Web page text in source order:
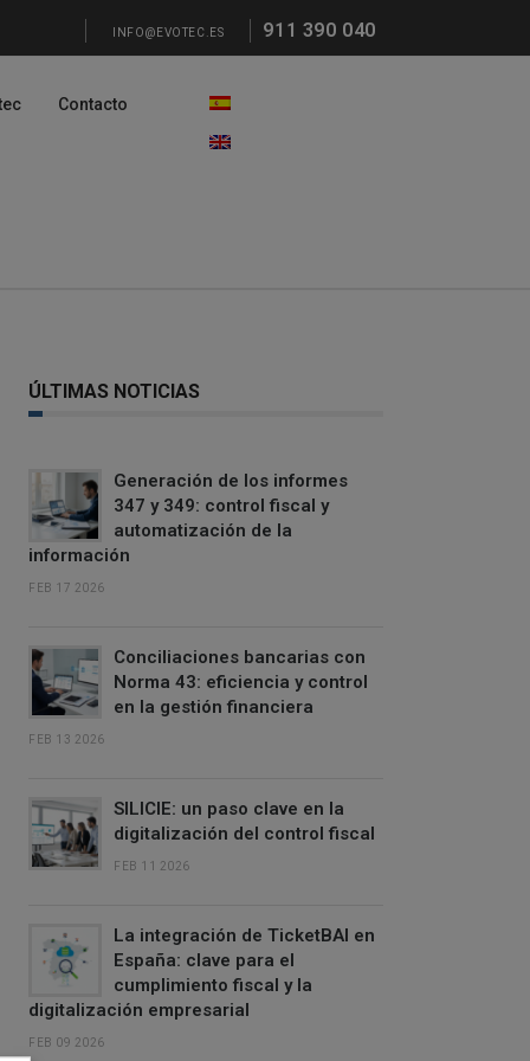
INFO@EVOTEC.ES 911 390 040
Contacto
ÚLTIMAS NOTICIAS
Generación de los informes
347 y 349: control fiscal y
automatización de la
información
FEB 17 2026
Conciliaciones bancarias con
Norma 43: eficiencia y control
en la gestión financiera
FEB 13 2026
SILICIE: un paso clave en la
digitalización del control fiscal
FEB 11 2026
La integración de TicketBAI en
España: clave para el
cumplimiento fiscal y la
digitalización empresarial
FEB 09 2026